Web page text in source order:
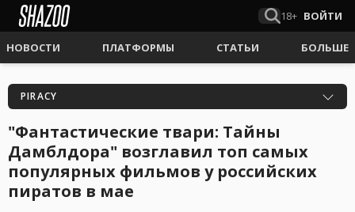
18+ ВОЙТИ
НОВОСТИ ПЛАТФОРМЫ СТАТЬИ БОЛЬШЕ
PIRACY
"Фантастические твари: Тайны
Дамблдора" возглавил топ самых
популярных фильмов у российских
пиратов в мае